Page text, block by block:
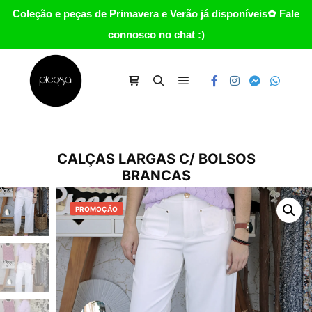
Coleção e peças de Primavera e Verão já disponíveis✿ Fale
connosco no chat :)
CALÇAS LARGAS C/ BOLSOS
BRANCAS
PROMOÇÃO